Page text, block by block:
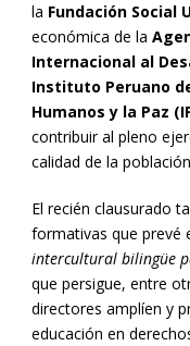
la Fundación Social
económica de la
Internacional al
Instituto Peruano
Humanos y la Paz
contribuir al pleno
calidad de la
El recién clausurado
formativas que prevé
intercultural bilingüe
que persigue, entre
directores amplíen y
educación en